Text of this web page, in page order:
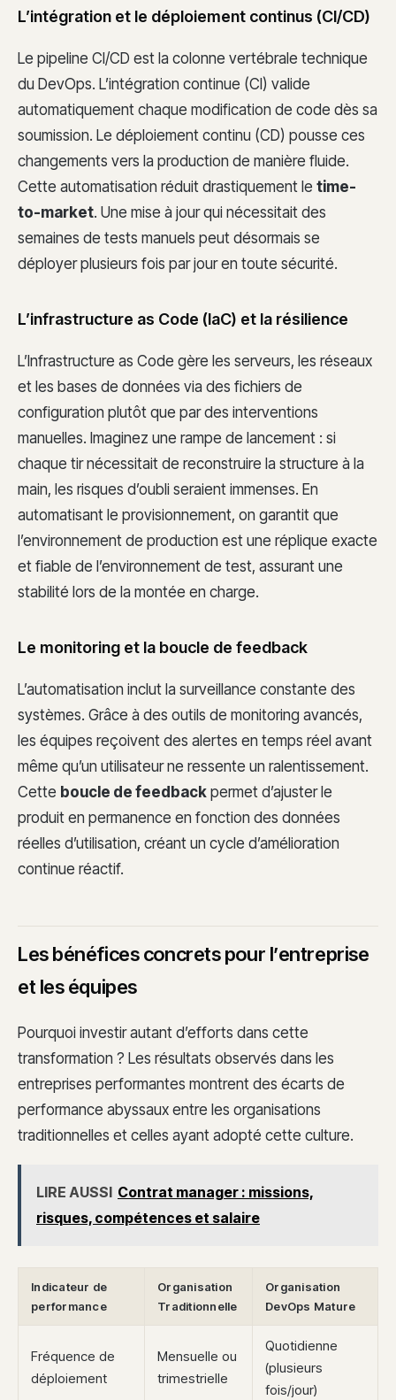
L’intégration et le déploiement continus (CI/CD)
Le pipeline CI/CD est la colonne vertébrale technique
du DevOps. L’intégration continue (CI) valide
automatiquement chaque modification de code dès sa
soumission. Le déploiement continu (CD) pousse ces
changements vers la production de manière fluide.
Cette automatisation réduit drastiquement le time-
to-market. Une mise à jour qui nécessitait des
semaines de tests manuels peut désormais se
déployer plusieurs fois par jour en toute sécurité.
L’infrastructure as Code (IaC) et la résilience
L’Infrastructure as Code gère les serveurs, les réseaux
et les bases de données via des fichiers de
configuration plutôt que par des interventions
manuelles. Imaginez une rampe de lancement : si
chaque tir nécessitait de reconstruire la structure à la
main, les risques d’oubli seraient immenses. En
automatisant le provisionnement, on garantit que
l’environnement de production est une réplique exacte
et fiable de l’environnement de test, assurant une
stabilité lors de la montée en charge.
Le monitoring et la boucle de feedback
L’automatisation inclut la surveillance constante des
systèmes. Grâce à des outils de monitoring avancés,
les équipes reçoivent des alertes en temps réel avant
même qu’un utilisateur ne ressente un ralentissement.
Cette boucle de feedback permet d’ajuster le
produit en permanence en fonction des données
réelles d’utilisation, créant un cycle d’amélioration
continue réactif.
Les bénéfices concrets pour l’entreprise
et les équipes
Pourquoi investir autant d’efforts dans cette
transformation ? Les résultats observés dans les
entreprises performantes montrent des écarts de
performance abyssaux entre les organisations
traditionnelles et celles ayant adopté cette culture.
LIRE AUSSI Contrat manager : missions,
risques, compétences et salaire
Indicateur de
performance
Organisation
Traditionnelle
Organisation
DevOps Mature
Fréquence de
déploiement
Mensuelle ou
trimestrielle
Quotidienne
(plusieurs
fois/jour)